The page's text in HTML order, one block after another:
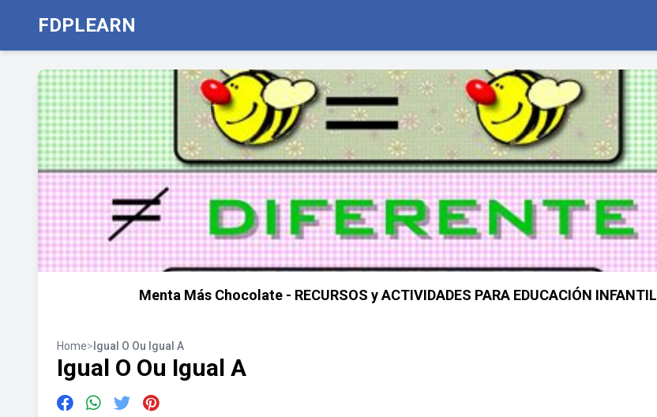
FDPLEARN
Menta Más Chocolate - RECURSOS y ACTIVIDADES PARA EDUCACIÓN INFANTIL
Home> Igual O Ou Igual A
Igual O Ou Igual A